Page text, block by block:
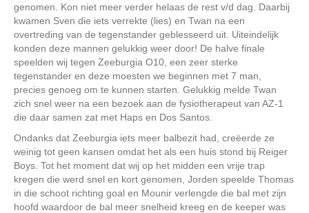
genomen. Kon niet meer verder helaas de rest v/d dag. Daarbij
kwamen Sven die iets verrekte (lies) en Twan na een
overtreding van de tegenstander geblesseerd uit. Uiteindelijk
konden deze mannen gelukkig weer door! De halve finale
speelden wij tegen Zeeburgia O10, een zeer sterke
tegenstander en deze moesten we beginnen met 7 man,
precies genoeg om te kunnen starten. Gelukkig melde Twan
zich snel weer na een bezoek aan de fysiotherapeut van AZ-1
die daar samen zat met Haps en Dos Santos.
Ondanks dat Zeeburgia iets meer balbezit had, creëerde ze
weinig tot geen kansen omdat het als een huis stond bij Reiger
Boys. Tot het moment dat wij op het midden een vrije trap
kregen die werd snel en kort genomen, Jorden speelde Thomas
in die schoot richting goal en Mounir verlengde die bal met zijn
hoofd waardoor de bal meer snelheid kreeg en de keeper was